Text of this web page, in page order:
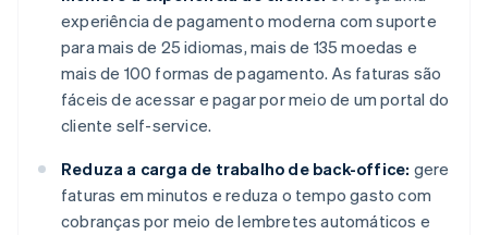
experiência de pagamento moderna com suporte
para mais de 25 idiomas, mais de 135 moedas e
mais de 100 formas de pagamento. As faturas são
fáceis de acessar e pagar por meio de um portal do
cliente self-service.
Reduza a carga de trabalho de back-office: gere
faturas em minutos e reduza o tempo gasto com
cobranças por meio de lembretes automáticos e